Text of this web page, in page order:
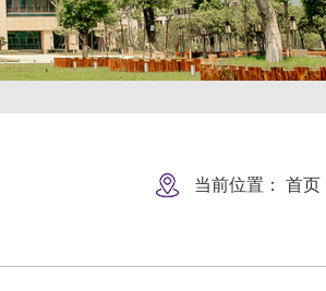
当前位置： 首页